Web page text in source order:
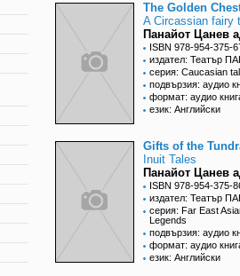
The Golden
A Circassian fairy
Панайот Цанев
ISBN 978-954-375-
издател: Театър
серия: Caucasian
подвързия: аудио
формат: аудио
език: Английски
Gifts of the
Inuit Tales
Панайот Цанев
ISBN 978-954-375-
издател: Театър
серия: Far East
Legends
подвързия: аудио
формат: аудио
език: Английски